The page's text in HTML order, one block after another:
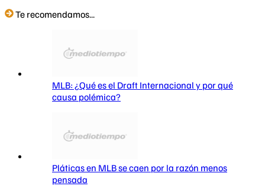
Te recomendamos...
MLB: ¿Qué es el Draft Internacional y por qué
causa polémica?
Pláticas en MLB se caen por la razón menos
pensada